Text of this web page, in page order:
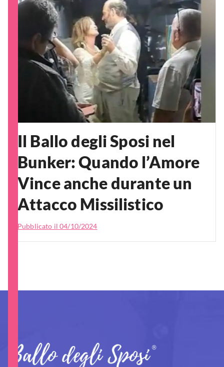
Il Ballo degli Sposi nel
Bunker: Quando l’Amore
Vince anche durante un
Attacco Missilistico
Pubblicato il04/10/2024